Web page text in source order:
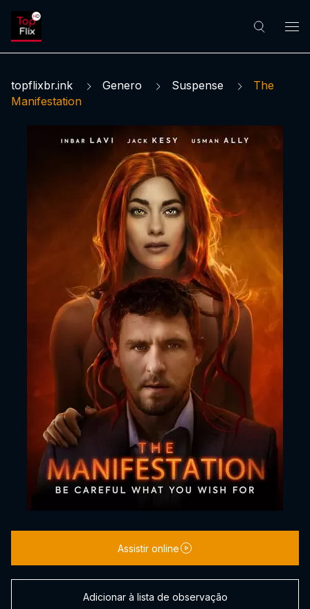
topflixbr.ink Genero Suspense
The
Manifestation
Assistir online
Adicionar à lista de observação